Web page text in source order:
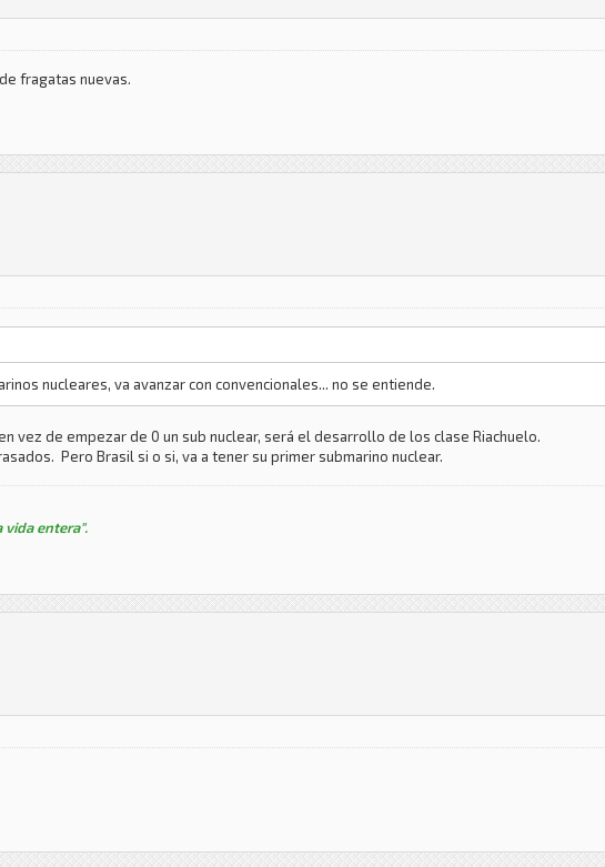
fragatas nuevas.
nucleares, va avanzar con convencionales... no se entiende.
vez de empezar de 0 un sub nuclear, será el desarrollo de los clase Riachuelo.
Pero Brasil si o si, va a tener su primer submarino nuclear.
vida entera".